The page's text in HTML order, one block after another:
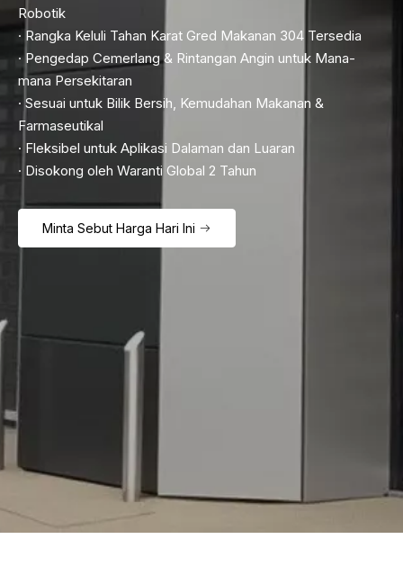
Robotik
· Rangka Keluli Tahan Karat Gred Makanan 304 Tersedia
· Pengedap Cemerlang & Rintangan Angin untuk Mana-
mana Persekitaran
· Sesuai untuk Bilik Bersih, Kemudahan Makanan &
Farmaseutikal
· Fleksibel untuk Aplikasi Dalaman dan Luaran
· Disokong oleh Waranti Global 2 Tahun
Minta Sebut Harga Hari Ini